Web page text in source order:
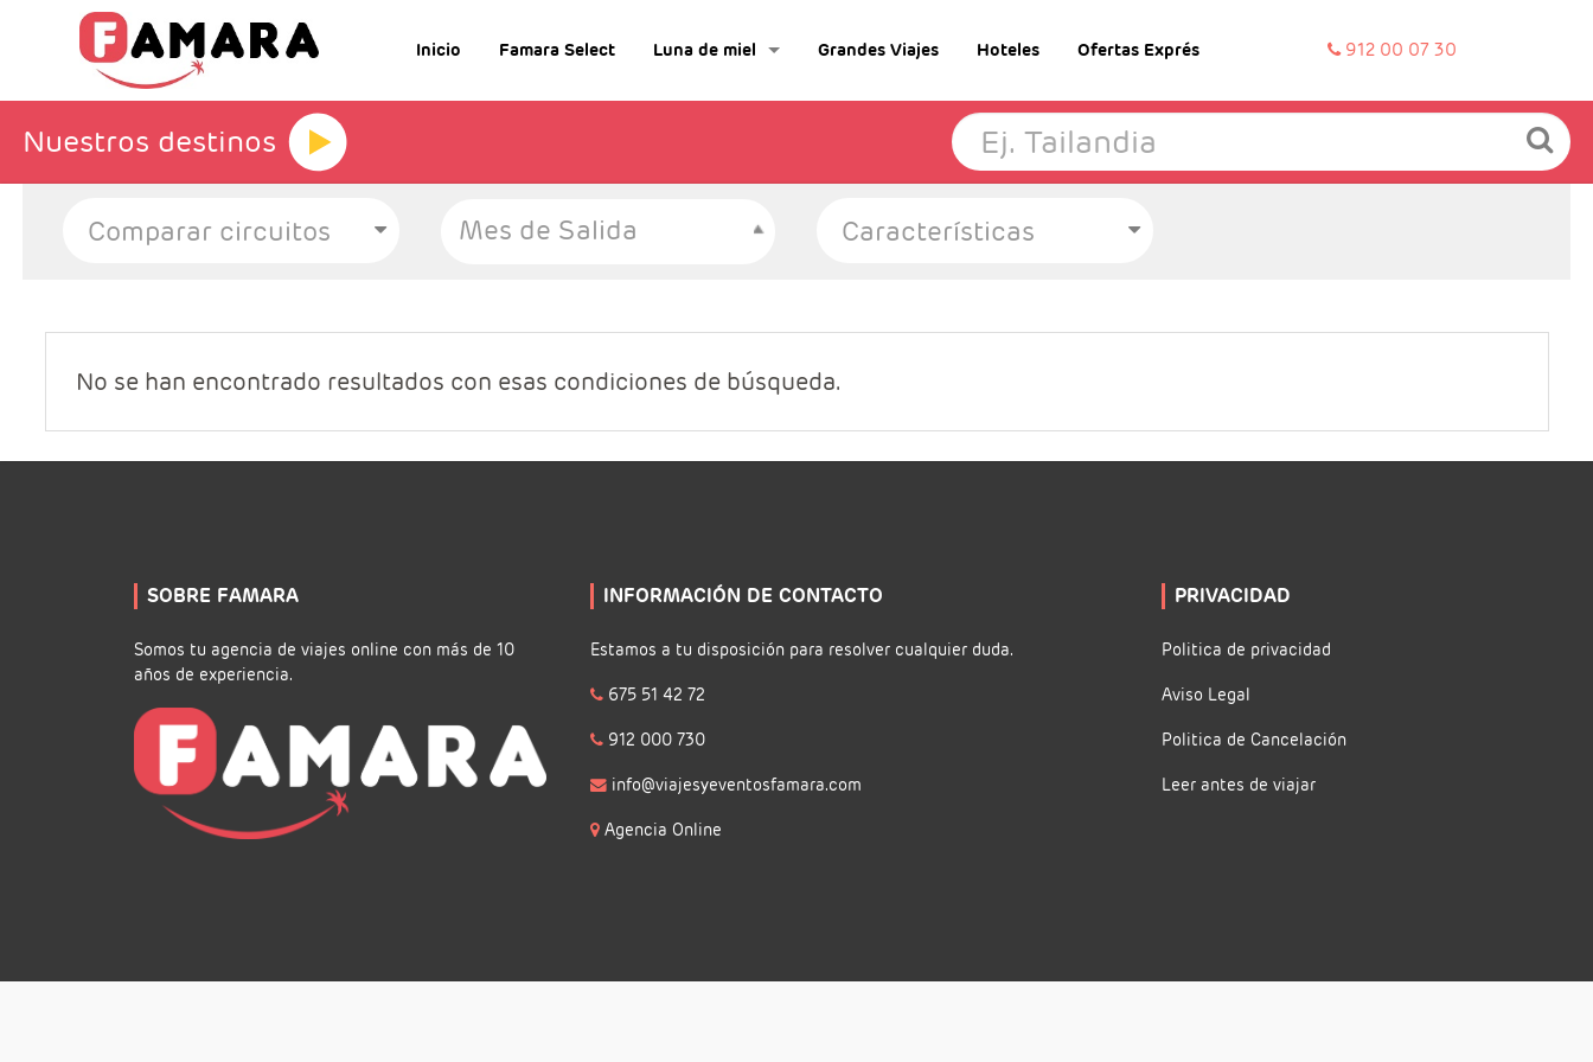
Inicio Famara Select Luna de miel Grandes Viajes Hoteles Ofertas Exprés 912 00 07 30
Nuestros destinos
Mes de Salida
No se han encontrado resultados con esas condiciones de búsqueda.
SOBRE FAMARA
Somos tu agencia de viajes online con más de 10
años de experiencia.
INFORMACIÓN DE CONTACTO
Estamos a tu disposición para resolver cualquier duda.
675 51 42 72
912 000 730
info@viajesyeventosfamara.com
Agencia Online
PRIVACIDAD
Politica de privacidad
Aviso Legal
Politica de Cancelación
Leer antes de viajar